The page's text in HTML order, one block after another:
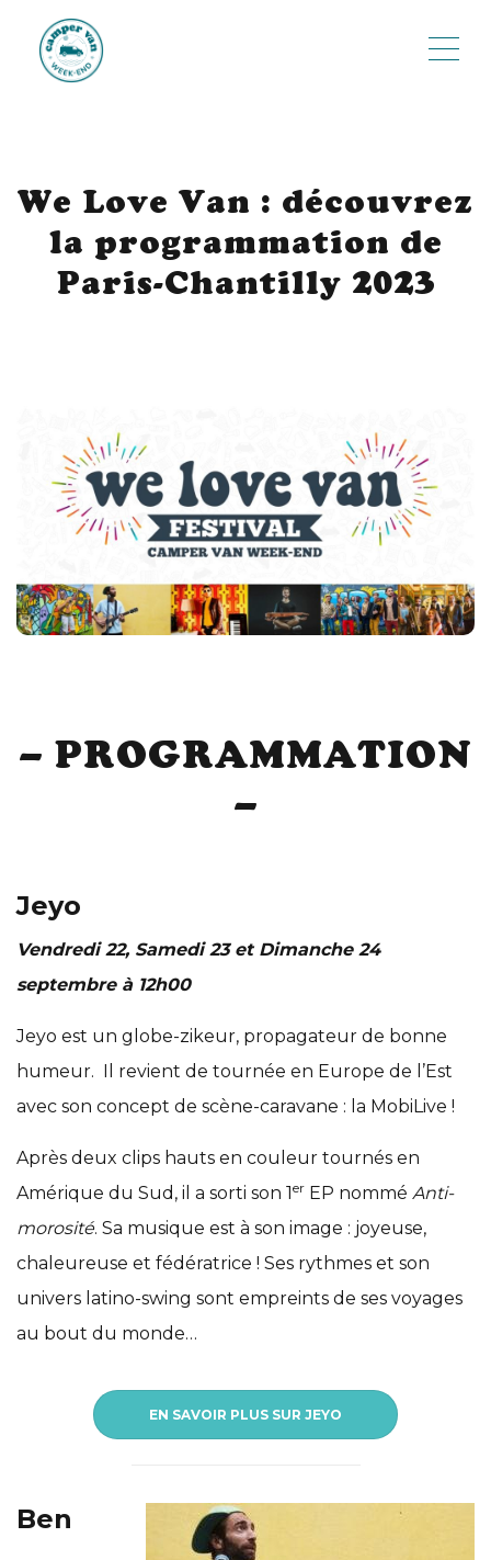
We Love Van : découvrez
la programmation de
Paris-Chantilly 2023
– PROGRAMMATION
–
Jeyo
Vendredi 22, Samedi 23 et Dimanche 24
septembre à 12h00
Jeyo est un globe-zikeur, propagateur de bonne
humeur. Il revient de tournée en Europe de l’Est
avec son concept de scène-caravane : la MobiLive !
Après deux clips hauts en couleur tournés en
Amérique du Sud, il a sorti son 1er EP nommé Anti-
morosité. Sa musique est à son image : joyeuse,
chaleureuse et fédératrice ! Ses rythmes et son
univers latino-swing sont empreints de ses voyages
au bout du monde…
EN SAVOIR PLUS SUR JEYO
Ben